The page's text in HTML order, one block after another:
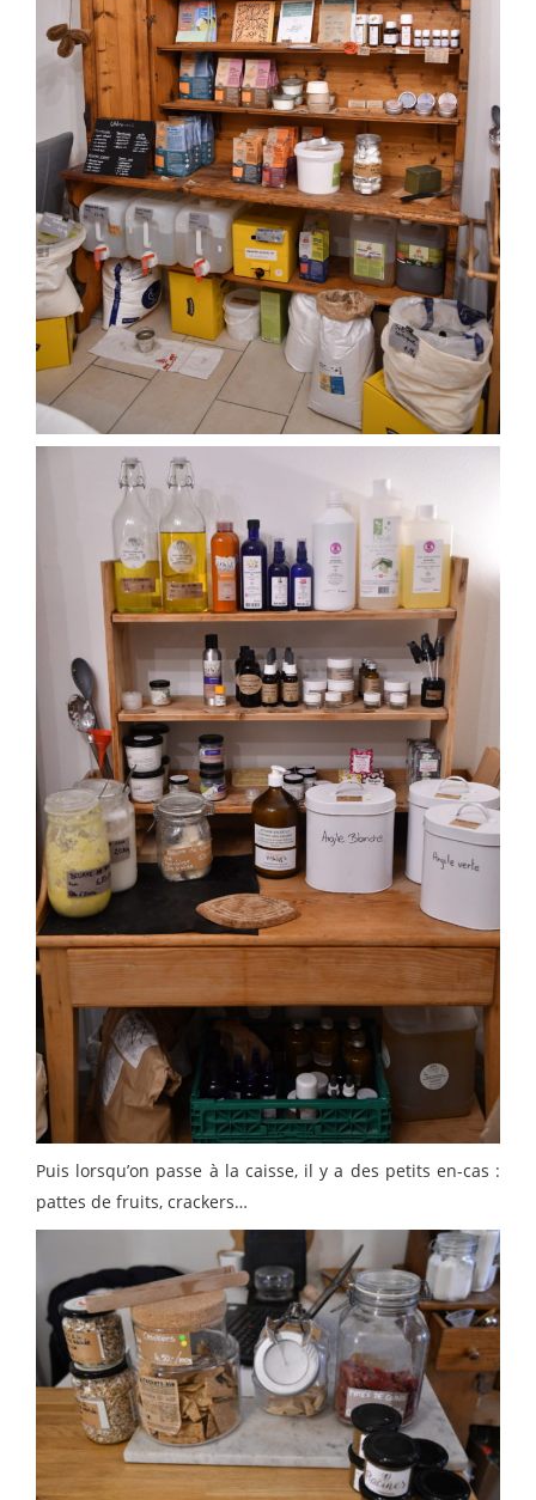
Puis lorsqu’on passe à la caisse, il y a des petits en-cas :
pattes de fruits, crackers…